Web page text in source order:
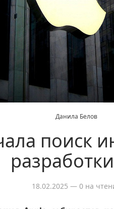
Данила Белов
поиск
18.02.2025 — 0 на